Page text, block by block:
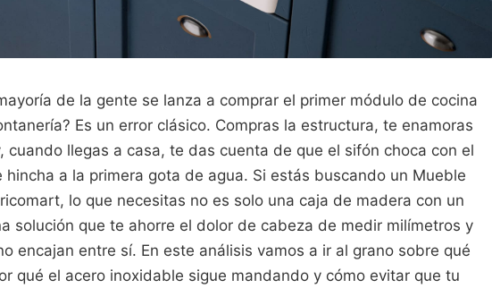
de la gente se lanza a comprar el primer módulo de cocina
Es un error clásico. Compras la estructura, te enamoras
cuando llegas a casa, te das cuenta de que el sifón choca con el
hincha a la primera gota de agua. Si estás buscando un Mueble
lo que necesitas no es solo una caja de madera con un
solución que te ahorre el dolor de cabeza de medir milímetros y
encajan entre sí. En este análisis vamos a ir al grano sobre qué
qué el acero inoxidable sigue mandando y cómo evitar que tu